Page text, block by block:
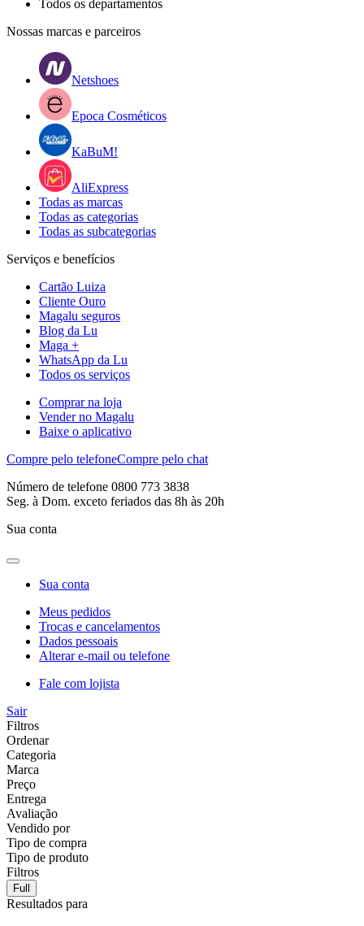
Todos os departamentos
Nossas marcas e parceiros
Netshoes
Epoca Cosméticos
KaBuM!
AliExpress
Todas as marcas
Todas as categorias
Todas as subcategorias
Serviços e benefícios
Cartão Luiza
Cliente Ouro
Magalu seguros
Blog da Lu
Maga +
WhatsApp da Lu
Todos os serviços
Comprar na loja
Vender no Magalu
Baixe o aplicativo
Compre pelo telefoneCompre pelo chat
Número de telefone 0800 773 3838
Seg. à Dom. exceto feriados das 8h às 20h
Sua conta
Sua conta
Meus pedidos
Trocas e cancelamentos
Dados pessoais
Alterar e-mail ou telefone
Fale com lojista
Sair
Filtros
Ordenar
Categoria
Marca
Preço
Entrega
Avaliação
Vendido por
Tipo de compra
Tipo de produto
Filtros
Full
Resultados para